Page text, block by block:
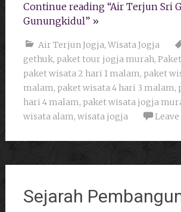
Continue reading “Air Terjun Sri
Gunungkidul” »
Air Terjun Jogja, Wisata Jogja
gethuk, paket tour jogja murah,
paket wisata 2 hari 1 malam, paket
malam, paket wisata 4 hari 3 malam,
hari 4 malam, paket wisata jogja
wisata alam, wisata jogja
Sejarah